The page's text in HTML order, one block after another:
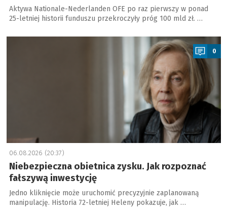
Aktywa Nationale-Nederlanden OFE po raz pierwszy w ponad
25-letniej historii funduszu przekroczyły próg 100 mld zł. …
a
0
06.08.2026 (20:37)
Niebezpieczna obietnica zysku. Jak rozpoznać
fałszywą inwestycję
Jedno kliknięcie może uruchomić precyzyjnie zaplanowaną
manipulację. Historia 72-letniej Heleny pokazuje, jak …